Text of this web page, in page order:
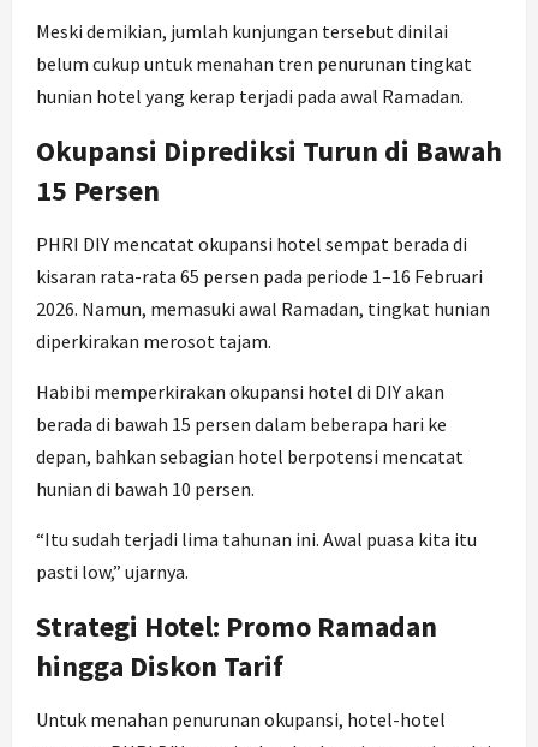
Meski demikian, jumlah kunjungan tersebut dinilai
belum cukup untuk menahan tren penurunan tingkat
hunian hotel yang kerap terjadi pada awal Ramadan.
Okupansi Diprediksi Turun di Bawah
15 Persen
PHRI DIY mencatat okupansi hotel sempat berada di
kisaran rata-rata 65 persen pada periode 1–16 Februari
2026. Namun, memasuki awal Ramadan, tingkat hunian
diperkirakan merosot tajam.
Habibi memperkirakan okupansi hotel di DIY akan
berada di bawah 15 persen dalam beberapa hari ke
depan, bahkan sebagian hotel berpotensi mencatat
hunian di bawah 10 persen.
“Itu sudah terjadi lima tahunan ini. Awal puasa kita itu
pasti low,” ujarnya.
Strategi Hotel: Promo Ramadan
hingga Diskon Tarif
Untuk menahan penurunan okupansi, hotel-hotel